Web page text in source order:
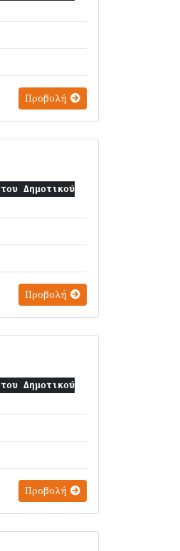
Προβολή
Δημοτικού
Προβολή
Δημοτικού
Προβολή